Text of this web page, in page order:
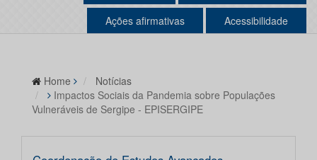
Ações afirmativas Acessibilidade
Home
Notícias
Impactos Sociais da Pandemia sobre Populações
Vulneráveis de Sergipe - EPISERGIPE